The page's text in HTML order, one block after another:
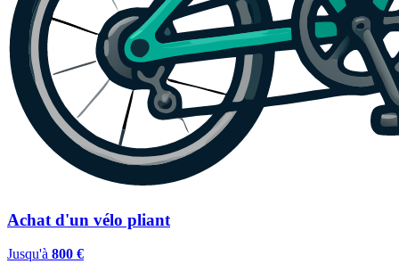
Achat d'un vélo pliant
Jusqu'à 800 €